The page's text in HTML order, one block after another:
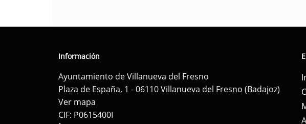
Información
Ayuntamiento de Villanueva del Fresno
Plaza de España, 1 - 06110 Villanueva del Fresno (Badajoz)
Ver mapa
CIF: P0615400I